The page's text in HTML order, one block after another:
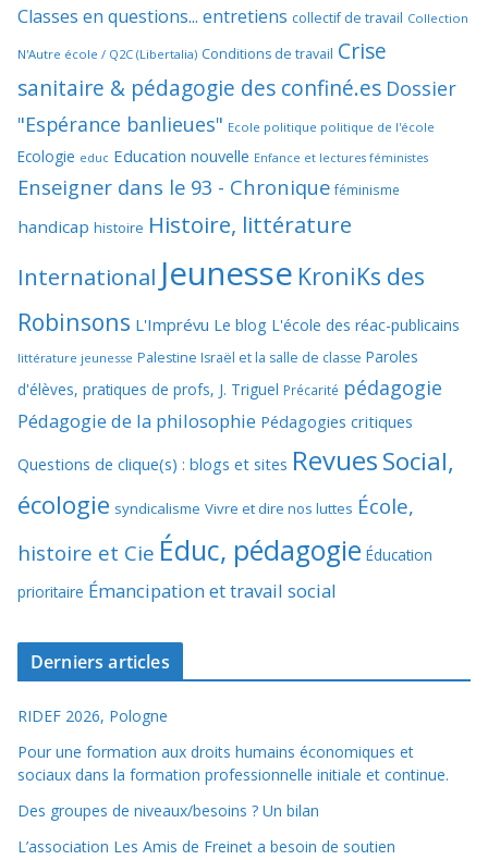
Classes en questions... entretiens collectif de travail Collection
N'Autre école / Q2C (Libertalia) Conditions de travail Crise
sanitaire & pédagogie des confiné.es Dossier
"Espérance banlieues" Ecole politique politique de l'école
Ecologie educ Education nouvelle Enfance et lectures féministes
Enseigner dans le 93 - Chronique féminisme
handicap histoire Histoire, littérature
International Jeunesse KroniKs des
Robinsons L'Imprévu Le blog L'école des réac-publicains
littérature jeunesse Palestine Israël et la salle de classe Paroles
d'élèves, pratiques de profs, J. Triguel Précarité pédagogie
Pédagogie de la philosophie Pédagogies critiques
Questions de clique(s) : blogs et sites RevuesSocial,
écologie syndicalisme Vivre et dire nos luttes École,
histoire et Cie Éduc, pédagogie Éducation
prioritaire Émancipation et travail social
Derniers articles
RIDEF 2026, Pologne
Pour une formation aux droits humains économiques et
sociaux dans la formation professionnelle initiale et continue.
Des groupes de niveaux/besoins ? Un bilan
L’association Les Amis de Freinet a besoin de soutien